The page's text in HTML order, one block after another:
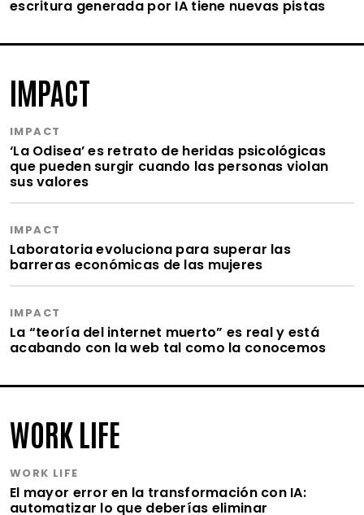
escritura generada por IA tiene nuevas pistas
IMPACT
IMPACT
‘La Odisea’ es retrato de heridas psicológicas
que pueden surgir cuando las personas violan
sus valores
IMPACT
Laboratoria evoluciona para superar las
barreras económicas de las mujeres
IMPACT
La “teoría del internet muerto” es real y está
acabando con la web tal como la conocemos
WORK LIFE
WORK LIFE
El mayor error en la transformación con IA:
automatizar lo que deberías eliminar